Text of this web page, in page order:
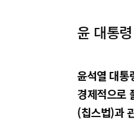
윤 대통
윤석열 대통
경제적으로
(칩스법)과